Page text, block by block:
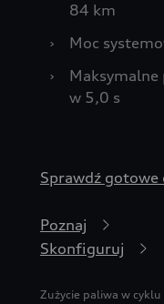
84 km
›
Moc
›
w 5,0 s
Sprawdź gotowe
Poznaj
Skonfiguruj
Zużycie paliwa w cyklu